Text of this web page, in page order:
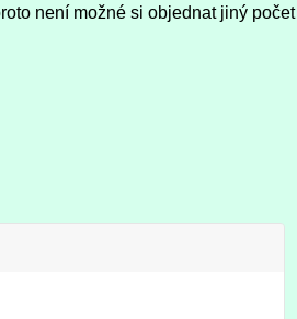
není možné si objednat jiný